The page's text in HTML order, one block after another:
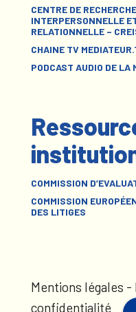
CENTRE DE
INTERPERSONNELLE
RELATIONNELLE –
CHAINE TV
PODCAST AUDIO DE LA
COMMISSION
COMMISSION
DES LITIGES
Mentions légales -
confidentialité